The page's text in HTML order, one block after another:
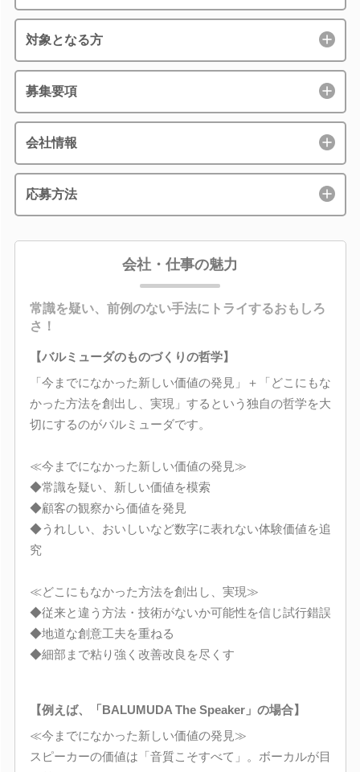
対象となる方
募集要項
会社情報
応募方法
会社・仕事の魅力
常識を疑い、前例のない手法にトライするおもしろ
さ！
【バルミューダのものづくりの哲学】
「今までになかった新しい価値の発見」＋「どこにもな
かった方法を創出し、実現」するという独自の哲学を大
切にするのがバルミューダです。
≪今までになかった新しい価値の発見≫
◆常識を疑い、新しい価値を模索
◆顧客の観察から価値を発見
◆うれしい、おいしいなど数字に表れない体験価値を追
究
≪どこにもなかった方法を創出し、実現≫
◆従来と違う方法・技術がないか可能性を信じ試行錯誤
◆地道な創意工夫を重ねる
◆細部まで粘り強く改善改良を尽くす
【例えば、「BALUMUDA The Speaker」の場合】
≪今までになかった新しい価値の発見≫
スピーカーの価値は「音質こそすべて」。ボーカルが目